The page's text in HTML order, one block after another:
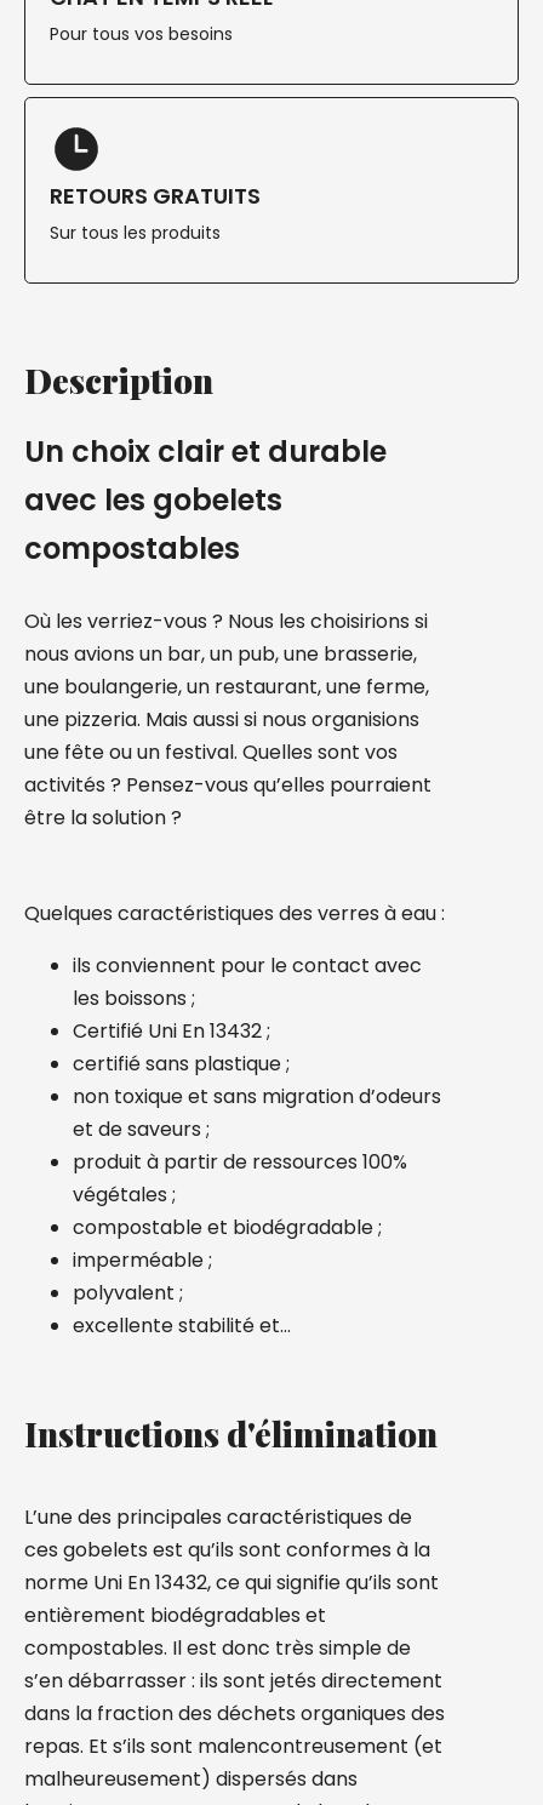
Pour tous vos besoins
RETOURS GRATUITS
Sur tous les produits
Description
Un choix clair et durable
avec les gobelets
compostables
Où les verriez-vous ? Nous les choisirions si
nous avions un bar, un pub, une brasserie,
une boulangerie, un restaurant, une ferme,
une pizzeria. Mais aussi si nous organisions
une fête ou un festival. Quelles sont vos
activités ? Pensez-vous qu’elles pourraient
être la solution ?
Quelques caractéristiques des verres à eau :
ils conviennent pour le contact avec
les boissons ;
Certifié Uni En 13432 ;
certifié sans plastique ;
non toxique et sans migration d’odeurs
et de saveurs ;
produit à partir de ressources 100%
végétales ;
compostable et biodégradable ;
imperméable ;
polyvalent ;
excellente stabilité et…
Instructions d'élimination
L’une des principales caractéristiques de
ces gobelets est qu’ils sont conformes à la
norme Uni En 13432, ce qui signifie qu’ils sont
entièrement biodégradables et
compostables. Il est donc très simple de
s’en débarrasser : ils sont jetés directement
dans la fraction des déchets organiques des
repas. Et s’ils sont malencontreusement (et
malheureusement) dispersés dans